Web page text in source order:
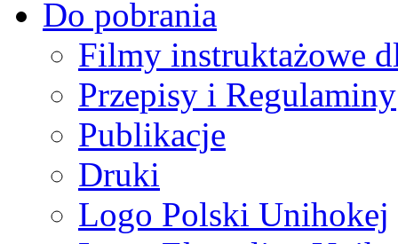
Do pobrania
Filmy instruktażowe
Przepisy i Regulaminy
Publikacje
Druki
Logo Polski Unihokej